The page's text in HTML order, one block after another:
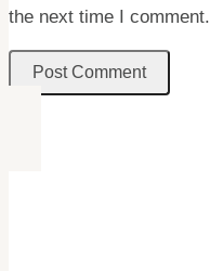
the next time I comment.